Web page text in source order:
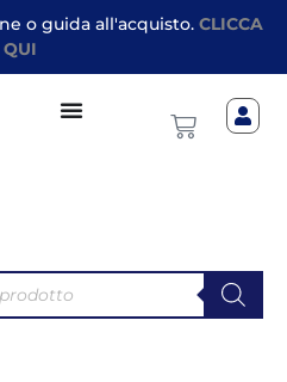
o guida all'acquisto. CLICCA
QUI